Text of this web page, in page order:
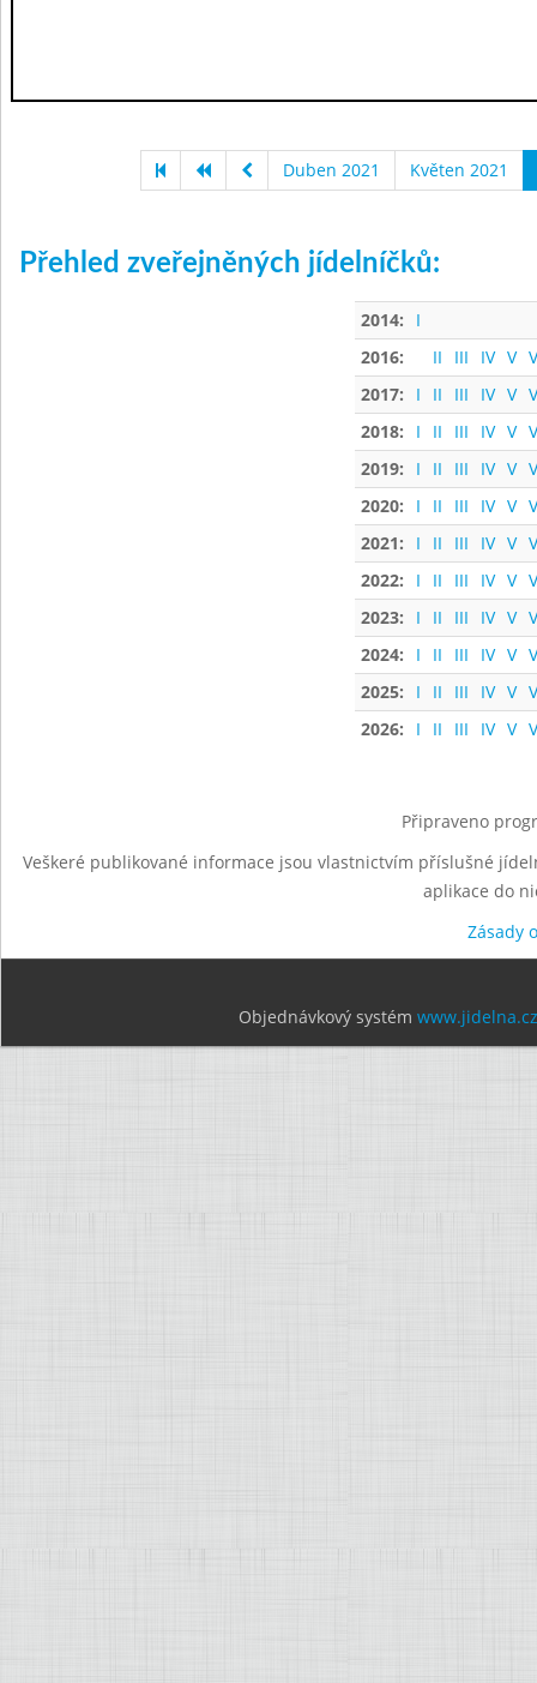
Duben 2021 Květen 2021
Přehled zveřejněných jídelníčků:
2014:
I
2016:
II III IV V
2017:
I II III IV V
2018:
I II III IV V
2019:
I II III IV V
2020:
I II III IV V
2021:
I II III IV V
2022:
I II III IV V
2023:
I II III IV V
2024:
I II III IV V
2025:
I II III IV V
2026:
I II III IV V
Připraveno
Veškeré publikované informace jsou vlastnictvím příslušné
aplikace do
Zásady
Objednávkový systém www.jidelna.cz